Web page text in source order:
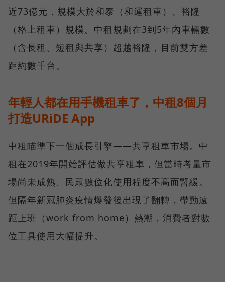
近73億元，規模大於和泰（和運租車）、裕隆
（格上租車）規模。中租規劃在3到5年內車輛數
（含長租、短租與共享）超越裕隆，目前雙方差
距約數千台。
年輕人都在用手機租車了，中租8個月
打造URiDE App
中租瞄準下一個成長引擎——共享租車市場。中
租在2019年開始評估做共享租車，但當時考量市
場尚未成熟、民眾數位化使用程度不高而暫緩。
但隔年新冠肺炎疫情爆發後出現了翻轉，帶動遠
距上班（work from home）熱潮，消費者對數
位工具使用大幅提升。